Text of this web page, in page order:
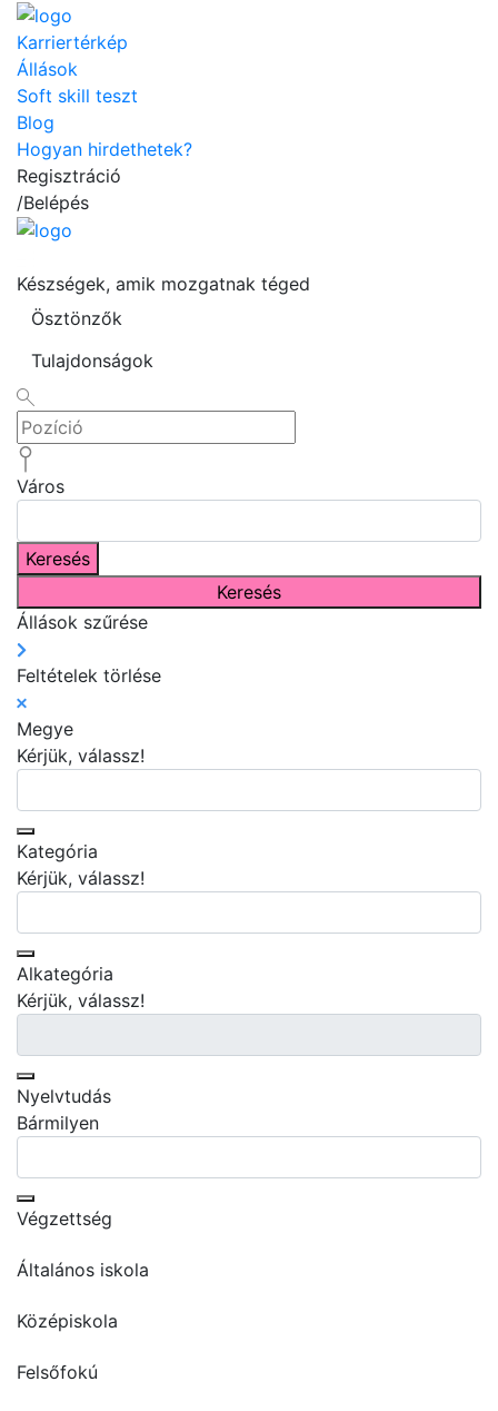
Karriertérkép
Állások
Soft skill teszt
Blog
Hogyan hirdethetek?
Regisztráció
/Belépés
Készségek, amik mozgatnak téged
Ösztönzők
Tulajdonságok
Város
0 selections
Keresés
Keresés
Állások szűrése
Feltételek törlése
Megye
Kérjük, válassz!
0 selections
Kategória
Kérjük, válassz!
0 selections
Alkategória
Kérjük, válassz!
0 selections
Nyelvtudás
Bármilyen
0 selections
Végzettség
Általános iskola
Középiskola
Felsőfokú